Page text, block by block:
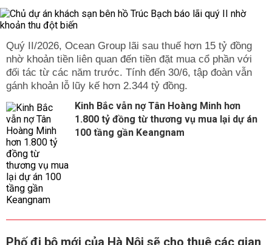
Quý II/2026, Ocean Group lãi sau thuế hơn 15 tỷ đồng
nhờ khoản tiền liên quan đến tiền đặt mua cổ phần với
đối tác từ các năm trước. Tính đến 30/6, tập đoàn vẫn
gánh khoản lỗ lũy kế hơn 2.344 tỷ đồng.
Kinh Bắc vẫn nợ Tân Hoàng Minh hơn
1.800 tỷ đồng từ thương vụ mua lại dự án
100 tầng gần Keangnam
Phố đi bộ mới của Hà Nội sẽ cho thuê các gian